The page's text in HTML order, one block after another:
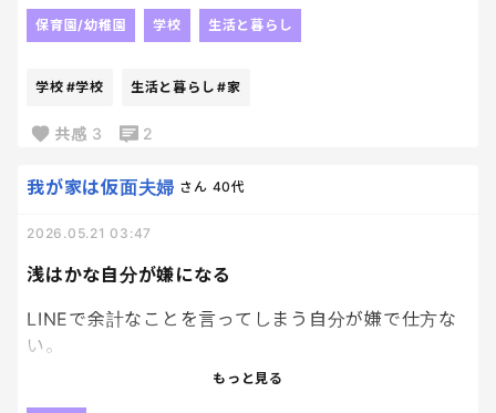
天気。
気づけば全部、家族運営ツールになってるなぁと。
り確認して終わる日あるよね。笑
保育園/幼稚園 学校 生活と暮らし
学校 #学校 生活と暮らし #家
共感 3 2
浅はかな自分が嫌になる
我が家は仮面夫婦 さん 40代
2026.05.21 03:47
LINEで余計なことを言ってしまう自分が嫌で仕方な
い。
感情のまま言って後悔する。
もっと見る